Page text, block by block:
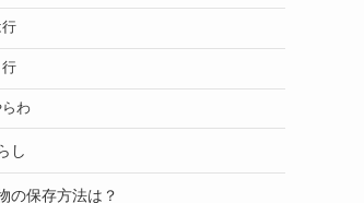
行
行
わ
し
の保存方法は？